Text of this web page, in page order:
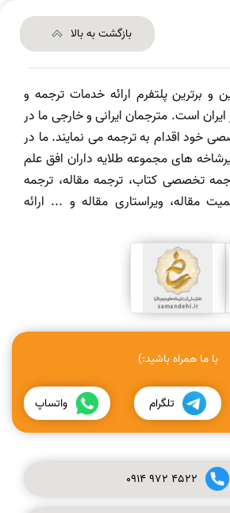
بازگشت به بالا
و برترین پلتفرم ارائه خدمات ترجمه و
است. مترجمان ایرانی و خارجی ما در
خود اقدام به ترجمه می نمایند. ما در
های مجموعه طلایه داران افق علم
تخصصی کتاب، ترجمه مقاله، ترجمه
مقاله، ویراستاری مقاله و ... ارائه
با ما همراه باشید:)
تلگرام واتساپ
0914972 4522